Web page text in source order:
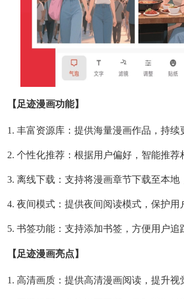
【足迹漫画功能】
1. 丰富资源库：提供海量漫画作品，持续
2. 个性化推荐：根据用户偏好，智能推荐
3. 离线下载：支持将漫画章节下载至本地
4. 夜间模式：提供夜间阅读模式，保护用
5. 书签功能：支持添加书签，方便用户追
【足迹漫画亮点】
1. 高清画质：提供高清漫画阅读，提升视